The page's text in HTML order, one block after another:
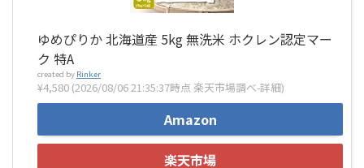
ゆめぴりか 北海道産 5kg 無洗米 ホクレン認定マー
ク 特A
created by Rinker
¥4,580 (2026/08/06 21:35:37時点 楽天市場調べ-詳細)
Amazon
楽天市場